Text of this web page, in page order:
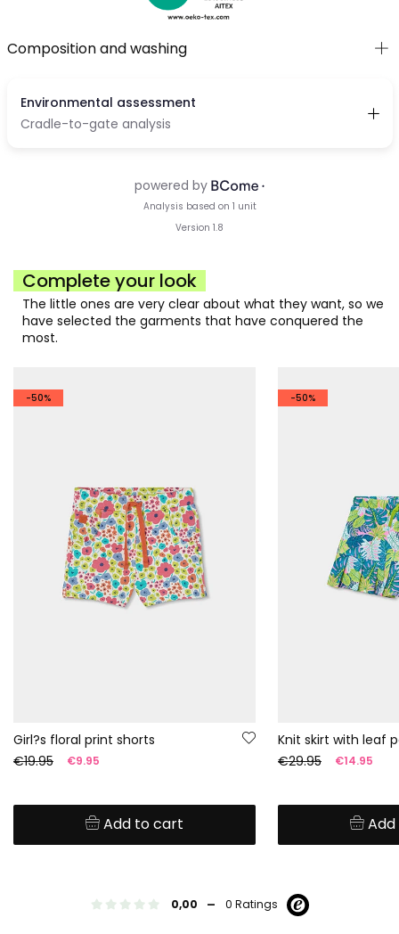
Composition and washing
Complete your look
The little ones are very clear about what they want, so we
have selected the garments that have conquered the
most.
-50%
Girl?s floral print shorts
€19.95
€9.95
Add to cart
-50%
Knit skirt with leaf
€29.95
€14.95
0,00 - 0 Ratings